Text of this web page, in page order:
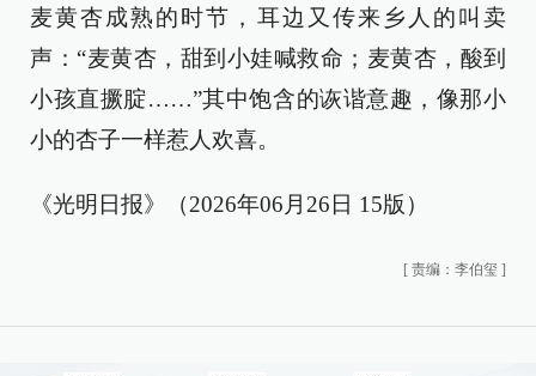
麦黄杏成熟的时节，耳边又传来乡人的叫卖
声：“麦黄杏，甜到小娃喊救命；麦黄杏，酸到
小孩直撅腚……”其中饱含的诙谐意趣，像那小
小的杏子一样惹人欢喜。
《光明日报》（2026年06月26日 15版）
[ 责编：李伯玺 ]